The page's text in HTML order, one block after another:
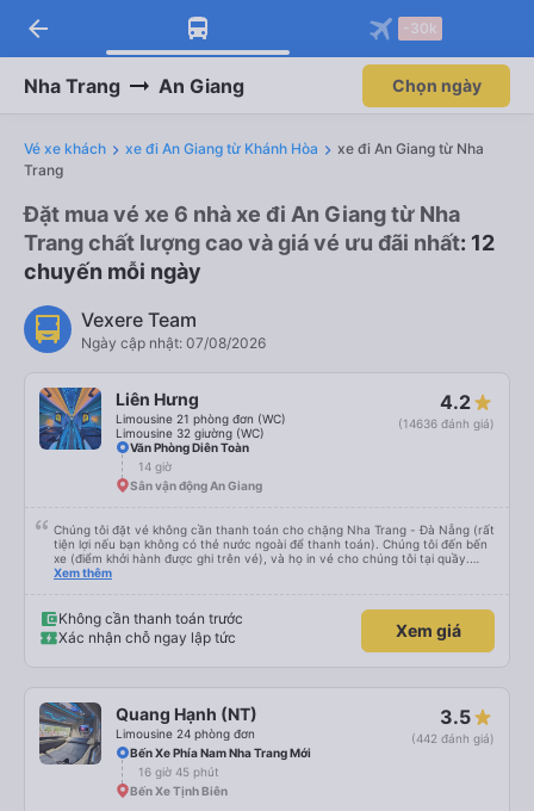
arrow_back -30k
Nha Trang An Giang Chọn ngày
Vé xe khách xe đi An Giang từ Khánh Hòa
xe đi An Giang từ Nha
Trang
Đặt mua vé xe 6 nhà xe đi An Giang từ Nha
Trang chất lượng cao và giá vé ưu đãi nhất: 12
chuyến mỗi ngày
Vexere Team
Ngày cập nhật: 07/08/2026
Liên Hưng
Limousine 21 phòng đơn (WC)
Limousine 32 giường (WC)
4.2
(14636 đánh giá)
Văn Phòng Diên Toàn
14 giờ
Sân vận động An Giang
Chúng tôi đặt vé không cần thanh toán cho chặng Nha Trang - Đà Nẵng (rất
tiện lợi nếu bạn không có thẻ nước ngoài để thanh toán). Chúng tôi đến bến
xe (điểm khởi hành được ghi trên vé), và họ in vé cho chúng tôi tại quầy.
Chúng tôi cũng quyết định mua vé chiều về trực tiếp tại quầy, vì giá vé trên
ấm hoặc áo khoác mỏng, vì thỉnh thoảng trời khá lạnh, và chăn mền thì hơi
cũ, nhưng vẫn có sẵn. Cổng USB để sạc điện thoại hoạt động tốt, và có giấy
vệ sinh. Mọi thứ khá sạch sẽ. Chúng tôi trở về từ Đà Nẵng (bến xe Đà Nẵng,
được đưa đến ga bằng xe buýt nhỏ. Họ cũng vận chuyển hàng hóa trong
suốt chuyến đi, và có thể sẽ có những điểm dừng chân. Tôi khuyên bạn nên
chọn công ty này và đặt chỗ ngồi VIP.
Xem thêm
Không cần thanh toán trước
Xác nhận chỗ ngay lập tức
Xem giá
Quang Hạnh (NT)
Limousine 24 phòng đơn
3.5
(442 đánh giá)
Bến Xe Phía Nam Nha Trang Mới
16 giờ 45 phút
Bến Xe Tịnh Biên